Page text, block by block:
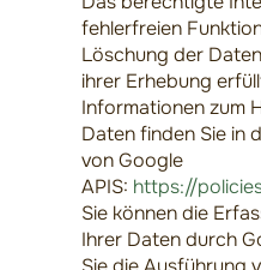
fehlerfreien
Löschung der
ihrer Erhebung
Informationen zum
Daten finden Sie in
von Google
APIS: https://
Sie können die
Ihrer Daten durch